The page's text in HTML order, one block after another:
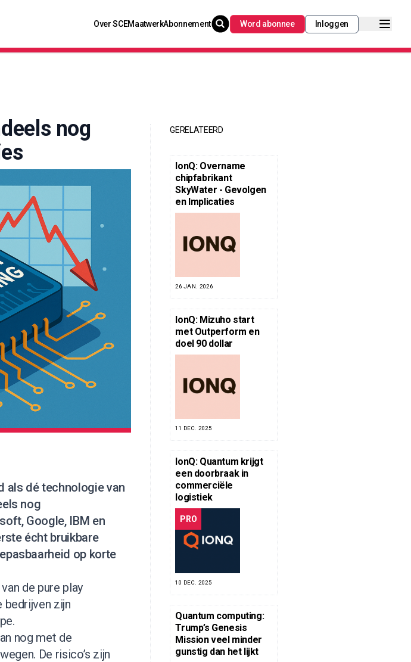
Over SCEMaatwerkAbonnement Word abonnee Inloggen
nog
als dé technologie van
nog
Google, IBM en
écht bruikbare
op korte
de pure play
bedrijven zijn
nog met de
De risico’s zijn
GERELATEERD
IonQ: Overname
chipfabrikant
SkyWater - Gevolgen
en Implicaties
26 JAN. 2026
IonQ: Mizuho start
met Outperform en
doel 90 dollar
11 DEC. 2025
IonQ: Quantum krijgt
een doorbraak in
commerciële
logistiek
PRO
10 DEC. 2025
Quantum computing:
Trump’s Genesis
Mission veel minder
gunstig dan het lijkt